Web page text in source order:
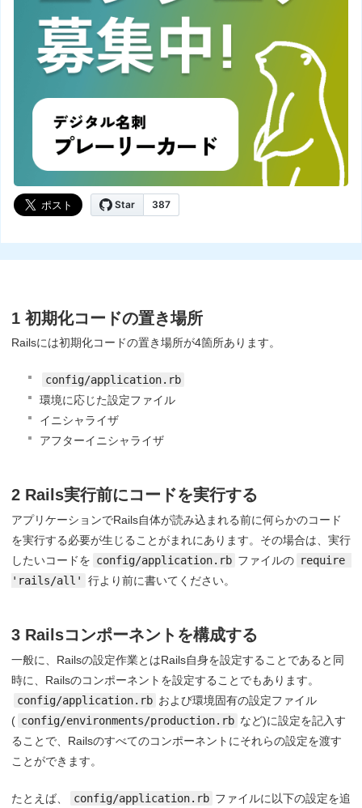
1 初期化コードの置き場所
Railsには初期化コードの置き場所が4箇所あります。
config/application.rb
環境に応じた設定ファイル
イニシャライザ
アフターイニシャライザ
2 Rails実行前にコードを実行する
アプリケーションでRails自体が読み込まれる前に何らかのコード
を実行する必要が生じることがまれにあります。その場合は、実行
したいコードを config/application.rb ファイルの require
'rails/all'
行より前に書いてください。
3 Railsコンポーネントを構成する
一般に、Railsの設定作業とはRails自身を設定することであると同
時に、Railsのコンポーネントを設定することでもあります。
config/application.rb および環境固有の設定ファイル
( config/environments/production.rb など)に設定を記入す
ることで、Railsのすべてのコンポーネントにそれらの設定を渡す
ことができます。
たとえば、 config/application.rb ファイルに以下の設定を追